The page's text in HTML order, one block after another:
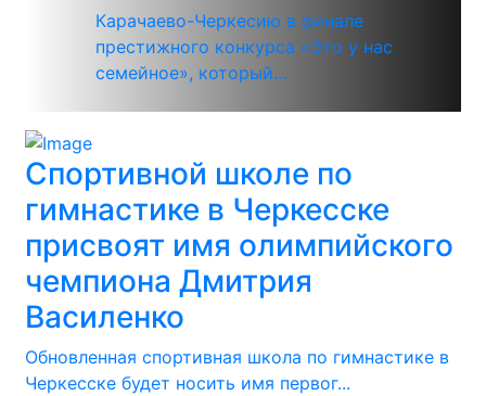
Карачаево-Черкесию в финале
престижного конкурса «Это у нас
семейное», который...
Спортивной школе по
гимнастике в Черкесске
присвоят имя олимпийского
чемпиона Дмитрия
Василенко
Обновленная спортивная школа по гимнастике в
Черкесске будет носить имя первог...